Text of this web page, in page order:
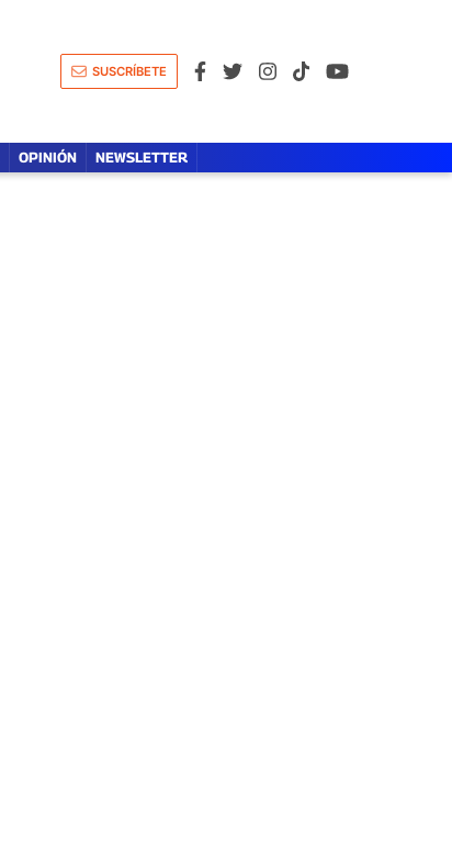
SUSCRÍBETE
OPINIÓN NEWSLETTER